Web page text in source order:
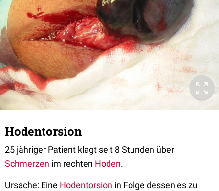
Hodentorsion
25 jähriger Patient klagt seit 8 Stunden über
Schmerzen im rechten Hoden.
Ursache: Eine Hodentorsion in Folge dessen es zu